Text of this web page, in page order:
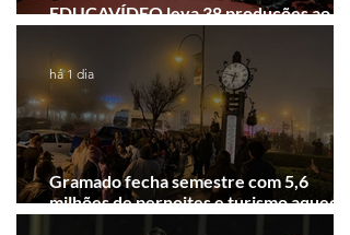
EDUCAVÍDEO leva 38 produções ao
Festival de Cinema de Gramado
Gramado fecha semestre com 5,6
milhões de pernoites e turismo
Junho desponta!
há 1 dia